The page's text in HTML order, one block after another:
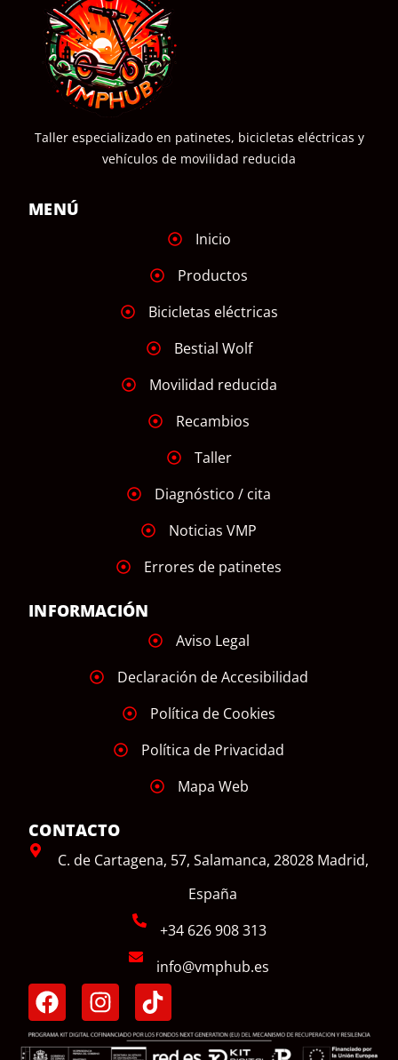
Taller especializado en patinetes, bicicletas eléctricas y
vehículos de movilidad reducida
MENÚ
Inicio
Productos
Bicicletas eléctricas
Bestial Wolf
Movilidad reducida
Recambios
Taller
Diagnóstico / cita
Noticias VMP
Errores de patinetes
INFORMACIÓN
Aviso Legal
Declaración de Accesibilidad
Política de Cookies
Política de Privacidad
Mapa Web
CONTACTO
C. de Cartagena, 57, Salamanca, 28028 Madrid,
España
+34 626 908 313
info@vmphub.es